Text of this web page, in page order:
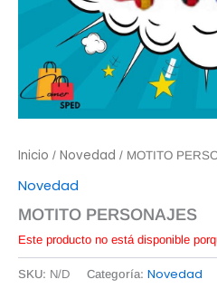
Inicio / Novedad / MOTITO
Novedad
MOTITO PERSONAJES
Este producto no está disponible
SKU: N/D Categoría: Novedad